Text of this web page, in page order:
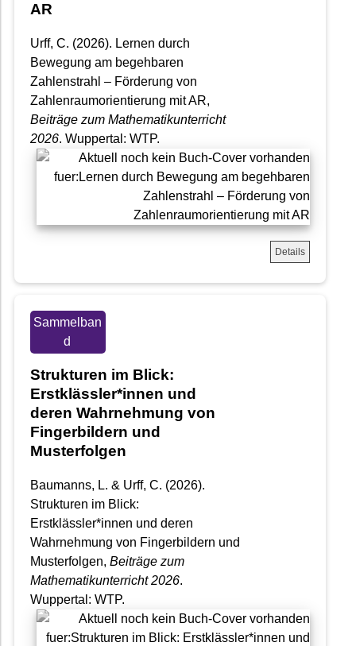
AR
Urff, C. (2026). Lernen durch
Bewegung am begehbaren
Zahlenstrahl – Förderung von
Zahlenraumorientierung mit AR,
Beiträge zum Mathematikunterricht
2026. Wuppertal: WTP.
Details
Sammelban
d
Strukturen im Blick:
Erstklässler*innen und
deren Wahrnehmung von
Fingerbildern und
Musterfolgen
Baumanns, L. & Urff, C. (2026).
Strukturen im Blick:
Erstklässler*innen und deren
Wahrnehmung von Fingerbildern und
Musterfolgen, Beiträge zum
Mathematikunterricht 2026.
Wuppertal: WTP.